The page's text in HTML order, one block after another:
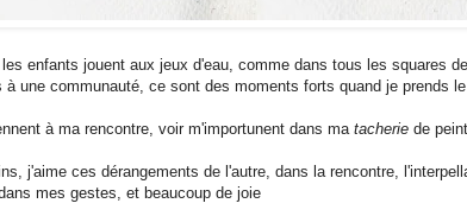
enfants jouent aux jeux d'eau, comme dans tous les squares
à une communauté, ce sont des moments forts quand je prends
à ma rencontre, voir m'importunent dans ma tacherie de
j'aime ces dérangements de l'autre, dans la rencontre,
mes gestes, et beaucoup de joie